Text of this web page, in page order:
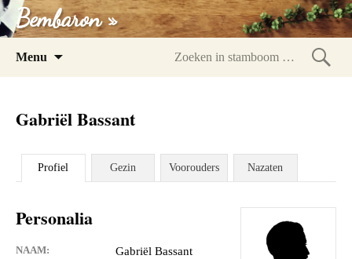
Bembaron »
Menu
Gabriël Bassant
Profiel Gezin Voorouders Nazaten
Personalia
NAAM: Gabriël Bassant